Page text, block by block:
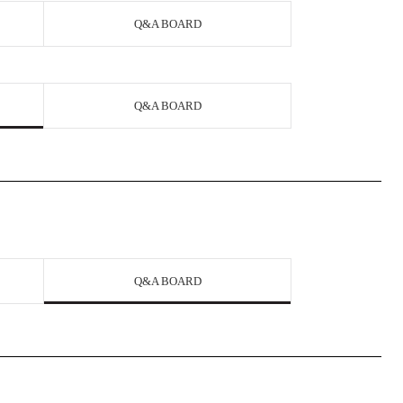
Q&A BOARD
Q&A BOARD
Q&A BOARD